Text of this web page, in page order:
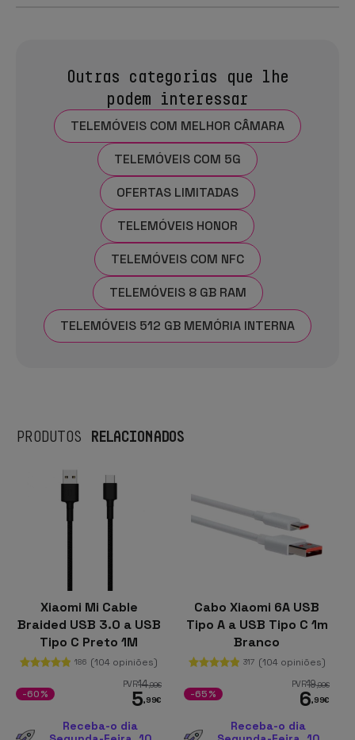
Outras categorias que lhe
podem interessar
TELEMÓVEIS COM MELHOR CÂMARA
TELEMÓVEIS COM 5G
OFERTAS LIMITADAS
TELEMÓVEIS HONOR
TELEMÓVEIS COM NFC
TELEMÓVEIS 8 GB RAM
TELEMÓVEIS 512 GB MEMÓRIA INTERNA
PRODUTOS RELACIONADOS
Xiaomi Mi Cable
Braided USB 3.0 a USB
Tipo C Preto 1M
186 (104 opiniões)
PVR14,99€
5,99€
-60%
Receba-o dia
Cabo Xiaomi 6A USB
Tipo A a USB Tipo C 1m
Branco
317 (104 opiniões)
PVR19,99€
6,99€
-65%
Receba-o dia